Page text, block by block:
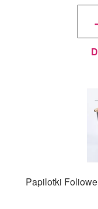
Papilotki